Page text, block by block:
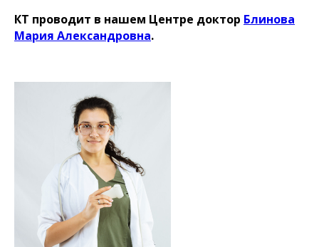
КТ проводит в нашем Центре доктор Блинова
Мария Александровна.